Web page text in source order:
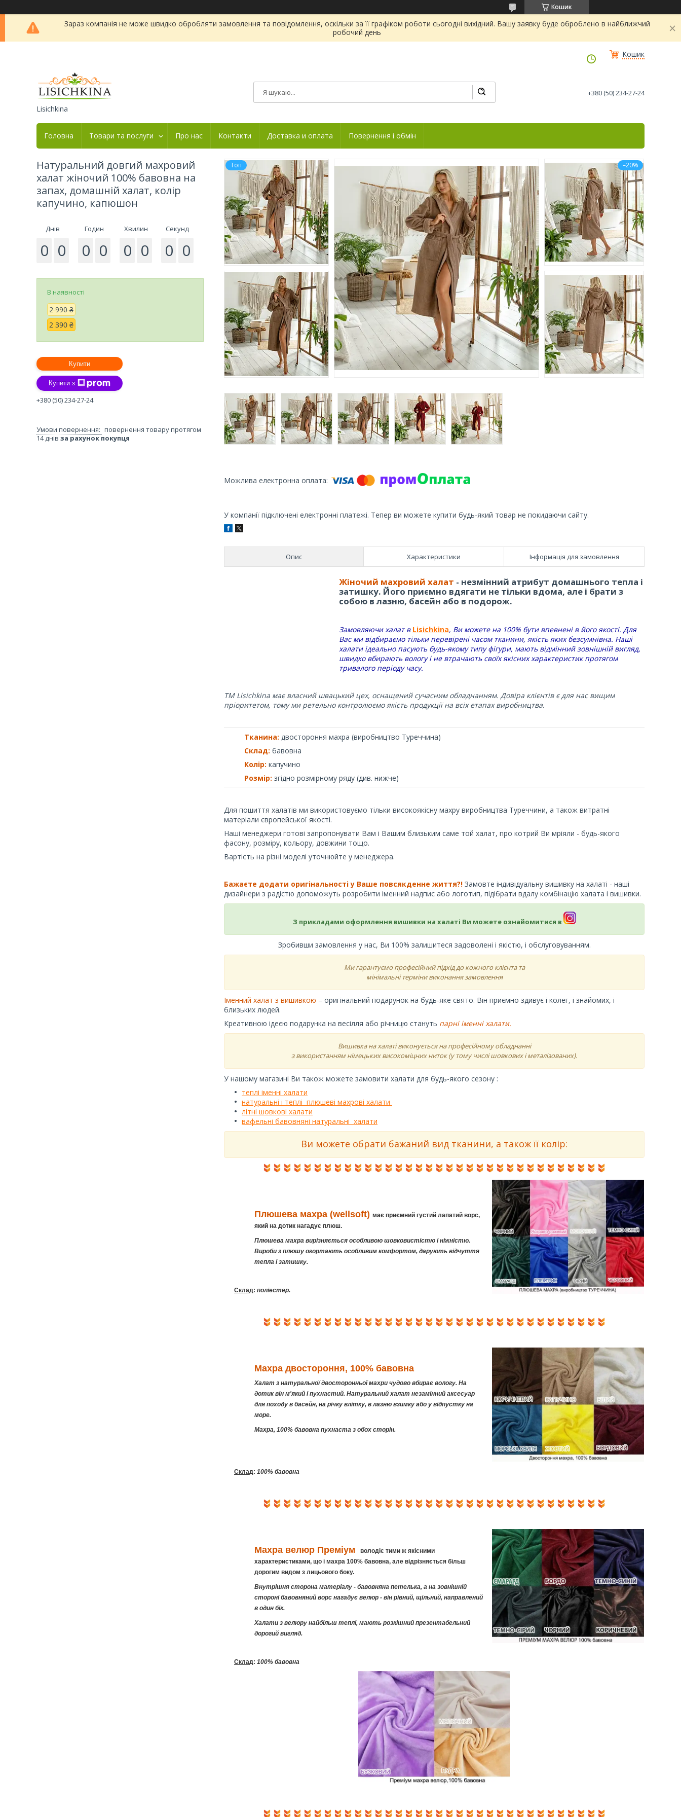
Кошик
Зараз компанія не може швидко обробляти замовлення та повідомлення, оскільки за її графіком роботи сьогодні вихідний. Вашу заявку буде оброблено в найближчий
робочий день
Кошик
Lisichkina
+380 (50) 234-27-24
Головна Товари та послуги Про нас Контакти Доставка и оплата Повернення і обмін
Топ –20%
У компанії підключені електронні платежі. Тепер ви можете купити будь-який товар не покидаючи сайту.
Опис Характеристики Інформація для замовлення
Жіночий махровий халат - незмінний атрибут домашнього тепла і
затишку. Його приємно вдягати не тільки вдома, але і брати з
собою в лазню, басейн або в подорож.
Замовляючи халат в Lisichkina, Ви можете на 100% бути впевнені в його якості. Для
Вас ми відбираємо тільки перевірені часом тканини, якість яких безсумнівна. Наші
халати ідеально пасують будь-якому типу фігури, мають відмінний зовнішній вигляд,
швидко вбирають вологу і не втрачають своїх якісних характеристик протягом
тривалого періоду часу.
ТМ Lisichkina має власний швацький цех, оснащений сучасним обладнанням. Довіра клієнтів є для нас вищим
пріоритетом, тому ми ретельно контролюємо якість продукції на всіх етапах виробництва.
Тканина: двостороння махра (виробництво Туреччина)
Склад: бавовна
Колір: капучино
Розмір: згідно розмірному ряду (див. нижче)
Для пошиття халатів ми використовуємо тільки високоякісну махру виробництва Туреччини, а також витратні
матеріали європейської якості.
Наші менеджери готові запропонувати Вам і Вашим близьким саме той халат, про котрий Ви мріяли - будь-якого
фасону, розміру, кольору, довжини тощо.
Вартість на різні моделі уточнюйте у менеджера.
Бажаєте додати оригінальності у Ваше повсякденне життя?! Замовте індивідуальну вишивку на халаті - наші
дизайнери з радістю допоможуть розробити іменний надпис або логотип, підібрати вдалу комбінацію халата і вишивки.
З прикладами оформлення вишивки на халаті Ви можете ознайомитися в
Зробивши замовлення у нас, Ви 100% залишитеся задоволені і якістю, і обслуговуванням.
Ми гарантуємо професійний підхід до кожного клієнта та
мінімальні терміни виконання замовлення
Іменний халат з вишивкою – оригінальний подарунок на будь-яке свято. Він приємно здивує і колег, і знайомих, і
близьких людей.
Креативною ідеєю подарунка на весілля або річницю стануть парні іменні халати.
Вишивка на халаті виконується на професійному обладнанні
з використанням німецьких високоміцних ниток (у тому числі шовкових і металізованих).
У нашому магазині Ви також можете замовити халати для будь-якого сезону :
теплі іменні халати
натуральні і теплі плюшеві махрові халати
літні шовкові халати
вафельні бавовняні натуральні халати
Ви можете обрати бажаний вид тканини, а також її колір:
Плюшева махра (wellsoft) має приємний густий лапатий ворс,
який на дотик нагадує плюш.
Плюшева махра вирізняється особливою шовковистістю і ніжністю.
Вироби з плюшу огортають особливим комфортом, дарують відчуття
тепла і затишку.
Склад: поліестер.
Махра двостороння, 100% бавовна
Халат з натуральної двосторонньої махри чудово вбирає вологу. На
дотик він м'який і пухнастий. Натуральний халат незамінний аксесуар
для походу в басейн, на річку влітку, в лазню взимку або у відпустку на
море.
Махра, 100% бавовна пухнаста з обох сторін.
Склад: 100% бавовна
Махра велюр Преміум
володіє тими ж якісними
характеристиками, що і махра 100% бавовна, але відрізняється більш
дорогим видом з лицьового боку.
Внутрішня сторона матеріалу - бавовняна петелька, а на зовнішній
стороні бавовняний ворс нагадує велюр - він рівний, щільний, направлений
в один бік.
Халати з велюру найбільш теплі, мають розкішний презентабельний
дорогий вигляд.
Склад: 100% бавовна
Натуральний довгий махровий
халат жіночий 100% бавовна на
запах, домашній халат, колір
капучино, капюшон
Днів
0 0
Годин
0 0
Хвилин
0 0
Секунд
0 0
В наявності
2 990 ₴
2 390 ₴
Купити
Купити з
+380 (50) 234-27-24
повернення товару протягом
14 днів за рахунок покупця